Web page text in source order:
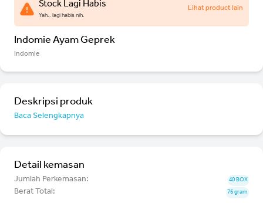
Stock Lagi Habis
Yah.. lagi habis nih.
Lihat product lain
Indomie Ayam Geprek
Indomie
Deskripsi produk
Baca Selengkapnya
Detail kemasan
Jumlah Perkemasan: 40 BOX
Berat Total: 76 gram